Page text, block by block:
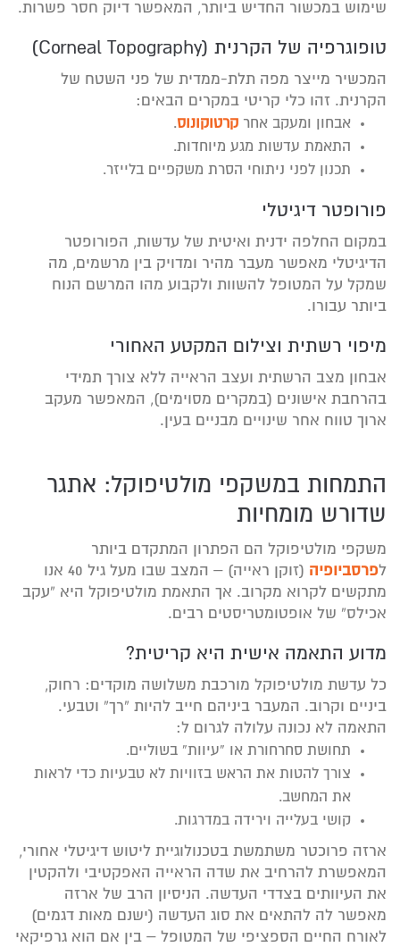
שימוש במכשור החדיש ביותר, המאפשר דיוק חסר פשרות.
טופוגרפיה של הקרנית (Corneal Topography)
המכשיר מייצר מפה תלת-ממדית של פני השטח של
הקרנית. זהו כלי קריטי במקרים הבאים:
אבחון ומעקב אחר קרטוקונוס.
התאמת עדשות מגע מיוחדות.
תכנון לפני ניתוחי הסרת משקפיים בלייזר.
פורופטר דיגיטלי
במקום החלפה ידנית ואיטית של עדשות, הפורופטר
הדיגיטלי מאפשר מעבר מהיר ומדויק בין מרשמים, מה
שמקל על המטופל להשוות ולקבוע מהו המרשם הנוח
ביותר עבורו.
מיפוי רשתית וצילום המקטע האחורי
אבחון מצב הרשתית ועצב הראייה ללא צורך תמידי
בהרחבת אישונים (במקרים מסוימים), המאפשר מעקב
ארוך טווח אחר שינויים מבניים בעין.
התמחות במשקפי מולטיפוקל: אתגר
שדורש מומחיות
משקפי מולטיפוקל הם הפתרון המתקדם ביותר
לפרסביופיה
(זוקן ראייה) – המצב שבו מעל גיל 40 אנו
מתקשים לקרוא מקרוב. אך התאמת מולטיפוקל היא “עקב
אכילס” של אופטומטריסטים רבים.
מדוע התאמה אישית היא קריטית?
כל עדשת מולטיפוקל מורכבת משלושה מוקדים: רחוק,
ביניים וקרוב. המעבר ביניהם חייב להיות “רך” וטבעי.
התאמה לא נכונה עלולה לגרום ל:
תחושת סחרחורת או “עיוות” בשוליים.
צורך להטות את הראש בזוויות לא טבעיות כדי לראות
את המחשב.
קושי בעלייה וירידה במדרגות.
ארזה פרוכטר משתמשת בטכנולוגיית ליטוש דיגיטלי אחורי,
המאפשרת להרחיב את שדה הראייה האפקטיבי ולהקטין
את העיוותים בצדדי העדשה. הניסיון הרב של ארזה
מאפשר לה להתאים את סוג העדשה (ישנם מאות דגמים)
לאורח החיים הספציפי של המטופל – בין אם הוא גרפיקאי